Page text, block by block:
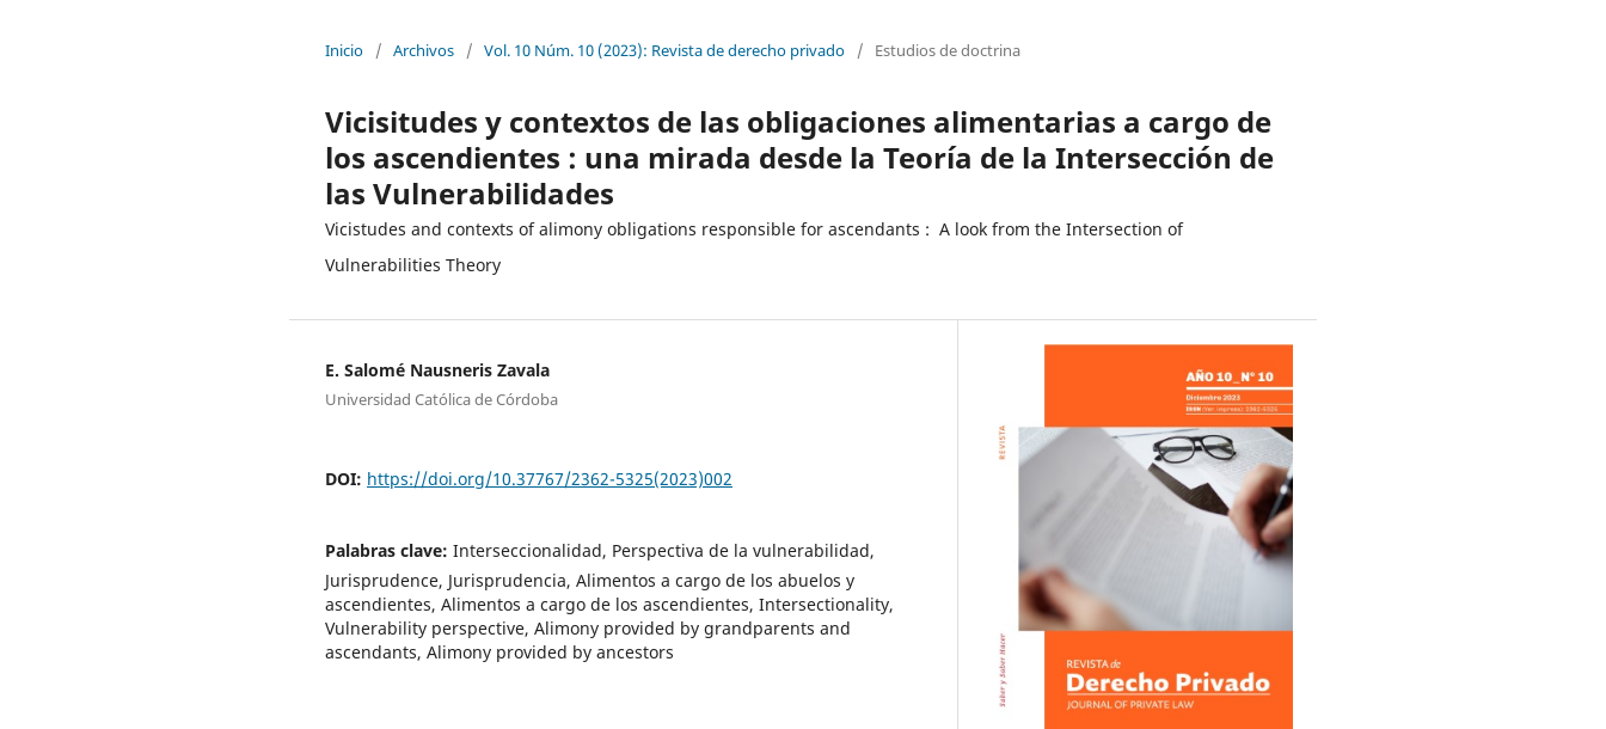
Inicio / Archivos / Vol. 10 Núm. 10 (2023): Revista de derecho privado / Estudios de doctrina
Vicisitudes y contextos de las obligaciones alimentarias a cargo de
los ascendientes : una mirada desde la Teoría de la Intersección de
las Vulnerabilidades
Vicistudes and contexts of alimony obligations responsible for ascendants : A look from the Intersection of
Vulnerabilities Theory
E. Salomé Nausneris Zavala
Universidad Católica de Córdoba
DOI: https://doi.org/10.37767/2362-5325(2023)002
Palabras clave: Interseccionalidad, Perspectiva de la vulnerabilidad,
Jurisprudence, Jurisprudencia, Alimentos a cargo de los abuelos y
ascendientes, Alimentos a cargo de los ascendientes, Intersectionality,
Vulnerability perspective, Alimony provided by grandparents and
ascendants, Alimony provided by ancestors